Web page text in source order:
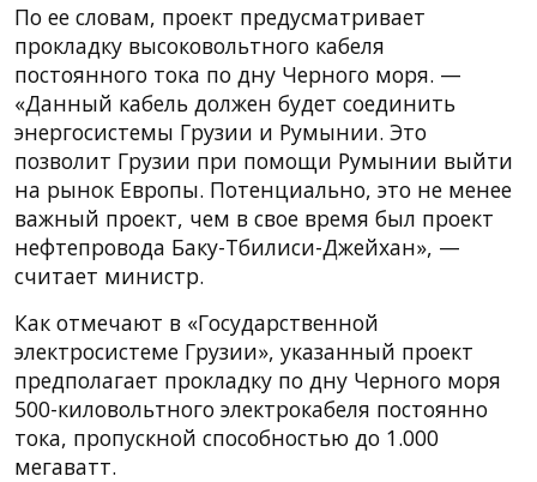
По ее словам, проект предусматривает
прокладку высоковольтного кабеля
постоянного тока по дну Черного моря. —
«Данный кабель должен будет соединить
энергосистемы Грузии и Румынии. Это
позволит Грузии при помощи Румынии выйти
на рынок Европы. Потенциально, это не менее
важный проект, чем в свое время был проект
нефтепровода Баку-Тбилиси-Джейхан», —
считает министр.
Как отмечают в «Государственной
электросистеме Грузии», указанный проект
предполагает прокладку по дну Черного моря
500-киловольтного электрокабеля постоянно
тока, пропускной способностью до 1.000
мегаватт.